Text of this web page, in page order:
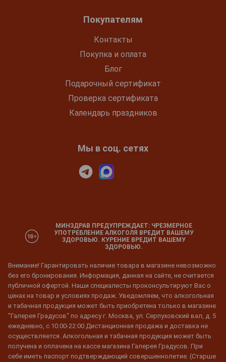
Покупателям
Контакты
Покупка и оплата
Блог
Подарочный сертификат
Проверка сертификата
Календарь праздников
Мы в соц. сетях
МИНЗДРАВ ПРЕДУПРЕЖДАЕТ: ЧРЕЗМЕРНОЕ
УПОТРЕБЛЕНИЕ АЛКОГОЛЯ ВРЕДИТ ВАШЕМУ
ЗДОРОВЬЮ. КУРЕНИЕ ВРЕДИТ ВАШЕМУ
ЗДОРОВЬЮ.
Внимание! Гарантировать наличие товара в магазине невозможно
без его бронирования. Информация, данная на сайте, не считается
публичной офертой. Наши специалисты проконсультируют Вас о
ценах на товар и условиях продаж. Уведомляем, что алкогольная
и табачная продукция может быть приобретена только в магазине
"Галерея Градусов" по адресу г. Москва, ул. Серпуховский вал, д. 5
ежедневно, с 10:00-22:00 Дистанционная продажа и доставка не
осуществляется. Алкогольная и табачная продукция может быть
получена и оплачена на кассе магазина Галерея Градусов. При
себе иметь паспорт подтверждающий совершеннолетие. (Старше